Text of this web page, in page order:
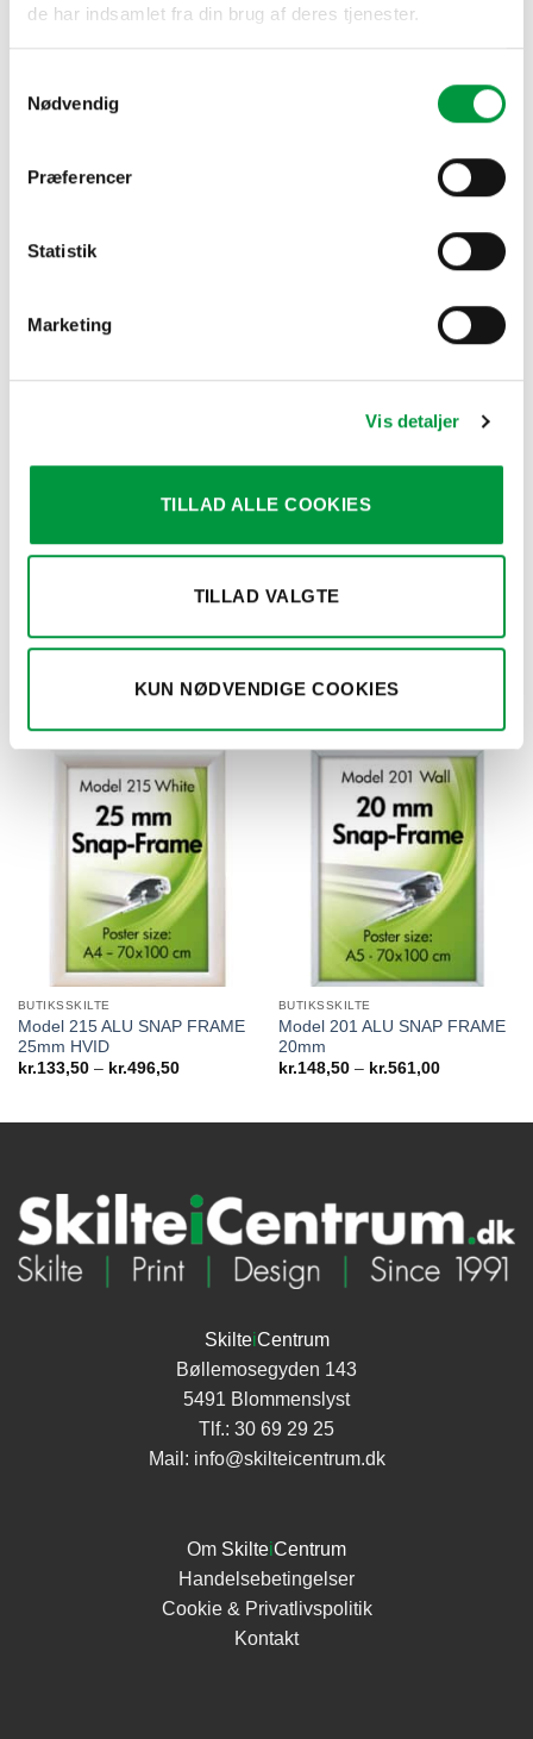
de har indsamlet fra din brug af deres tjenester.
Nødvendig
Præferencer
Statistik
Marketing
Vis detaljer
TILLAD ALLE COOKIES
TILLAD VALGTE
KUN NØDVENDIGE COOKIES
BESKRIVELSE
YDERLIGERE INFORMATION
Alle vore plakatrammer, snapframes m.m. er udført i høj
design.
os for tilbud.
A-SKILTE
kr.4.117,50Prisinterval:
til
BUTIKSSKILTE
kr.1.744,50 – kr.
til
BUTIKSSKILTE
Model 215 ALU SNAP FRAME
25mm HVID
kr.133,50 – kr.496,50Prisinterval:
BUTIKSSKILTE
Model 201 ALU SNAP FRAME
20mm
kr.148,50 – kr.561,00Prisinterval:
SkilteiCentrum
Bøllemosegyden 143
5491 Blommenslyst
Tlf.: 30 69 29 25
Mail: info@skilteicentrum.dk
Om SkilteiCentrum
Handelsebetingelser
Cookie & Privatlivspolitik
Kontakt